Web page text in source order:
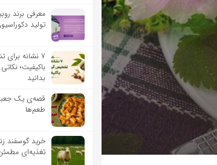
معرفی برند
تولید
۷ نشانه
باکیفیت؛
بدانید
قصه‌ی یک
طعم‌ها
خرید گوسفند
تغذیه‌ای